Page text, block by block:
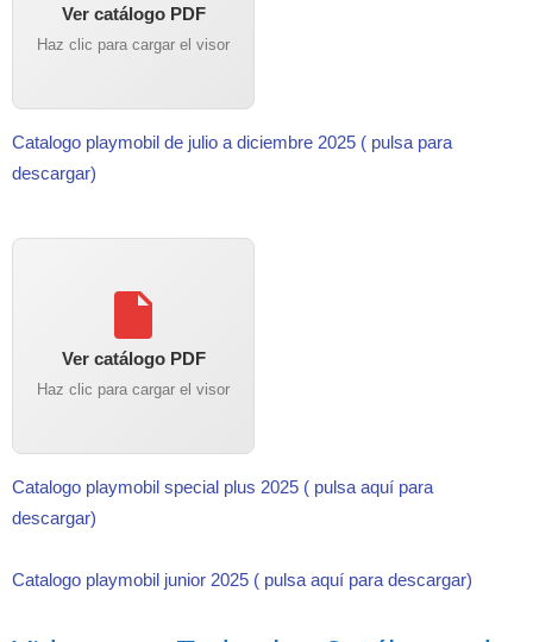
Ver catálogo PDF
Haz clic para cargar el visor
Catalogo playmobil de julio a diciembre 2025 ( pulsa para
descargar)
Ver catálogo PDF
Haz clic para cargar el visor
Catalogo playmobil special plus 2025 ( pulsa aquí para
descargar)
Catalogo playmobil junior 2025 ( pulsa aquí para descargar)